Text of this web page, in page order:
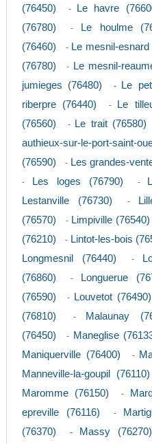
(76450)
- Le havre
(76780)
- Le houlme
(76460)
- Le mesnil-
(76780)
- Le mesnil-
jumieges (76480)
- Le
riberpre (76440)
- Le
(76560)
- Le trait (76580)
authieux-sur-le-port-saint-
(76590)
- Les grandes-
- Les loges (76790) -
Lestanville (76730) -
(76570)
- Limpiville (76540)
(76210)
- Lintot-les-bois
Longmesnil (76440) -
(76860)
- Longuerue
(76590)
- Louvetot (76490)
(76810)
- Malaunay
(76450)
- Maneglise
Maniquerville (76400) -
Manneville-la-goupil (76110)
Maromme (76150) -
epreville (76116)
-
(76370)
- Massy (76270)